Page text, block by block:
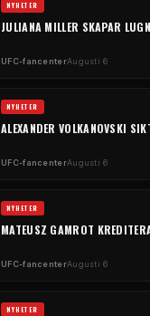
NYHETER
JULIANA MILLER SKAPAR
UFC-fancenterAugusti 6
NYHETER
ALEXANDER VOLKANOVSKI
UFC-fancenterAugusti 6
NYHETER
MATEUSZ GAMROT
UFC-fancenterAugusti 6
NYHETER